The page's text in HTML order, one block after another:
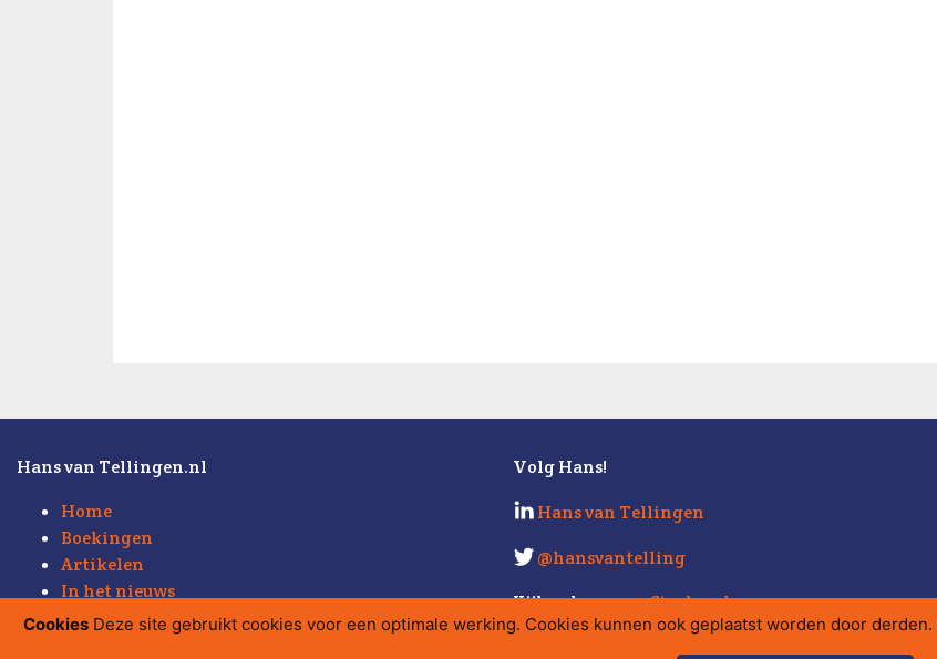
Hans van Tellingen.nl
Home
Boekingen
Artikelen
In het nieuws
Weblog
Volg Hans!
Hans van Tellingen
@hansvantelling
Kijk ook eens opStrabo.nl.
Cookies Deze site gebruikt cookies voor een optimale werking. Cookies kunnen ook geplaatst worden door derden.